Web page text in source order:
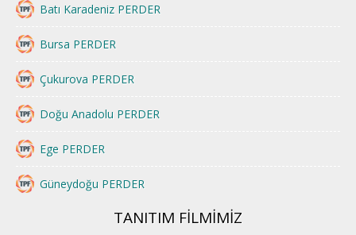
Batı Karadeniz PERDER
Bursa PERDER
Çukurova PERDER
Doğu Anadolu PERDER
Ege PERDER
Güneydoğu PERDER
İstanbul PERDERTANITIM FİLMİMİZ